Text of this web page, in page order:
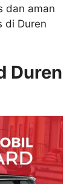
dan aman
di Duren
Duren